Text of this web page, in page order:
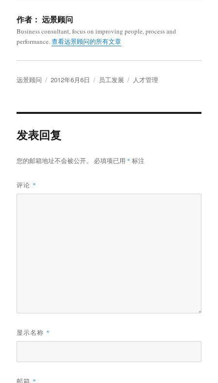
作者： 远景顾问
Business consultant, focus on improving people, process and
performance.查看远景顾问的所有文章
作
远景顾问
发
2012年6月6日
分
员工发展
标
人才管理
发表回复
您的邮箱地址不会被公开。 必填项已用 * 标注
评论 *
显示名称 *
邮箱 *